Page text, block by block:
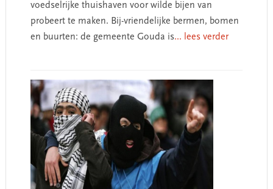
voedselrijke thuishaven voor wilde bijen van
probeert te maken. Bij-vriendelijke bermen, bomen
en buurten: de gemeente Gouda is... lees verder